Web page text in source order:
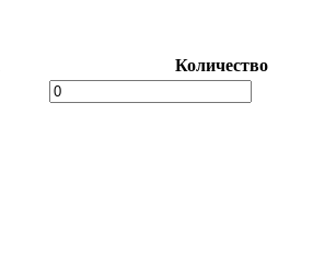
Количество
"Персей"
Сатин